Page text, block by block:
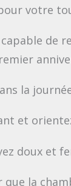
votre
de
la
et
doux et
que la